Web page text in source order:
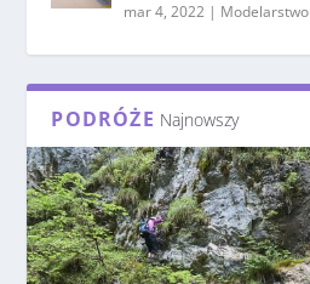
mar 4, 2022 | Modelarstwo
PODRÓŻE Najnowszy